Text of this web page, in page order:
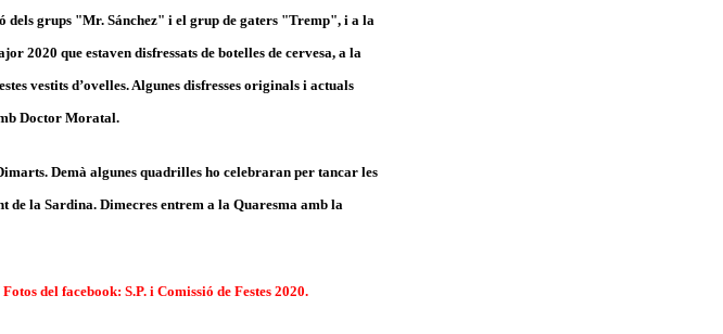
grups "Mr. Sánchez" i el grup de gaters "Tremp", i a la
2020 que estaven disfressats de botelles de cervesa, a la
vestits d’ovelles. Algunes disfresses originals i actuals
Doctor Moratal.
Demà algunes quadrilles ho celebraran per tancar les
de la Sardina. Dimecres entrem a la Quaresma amb la
del facebook: S.P. i Comissió de Festes 2020.